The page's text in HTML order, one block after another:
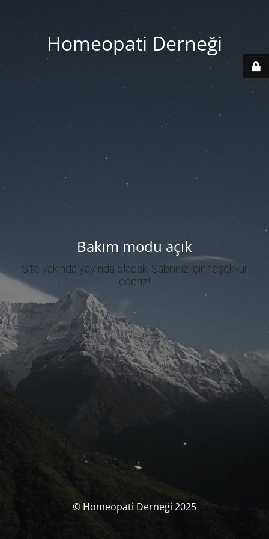
Homeopati Derneği
Bakım modu açık
Site yakında yayında olacak. Sabrınız için teşekkür
ederiz!
© Homeopati Derneği 2025